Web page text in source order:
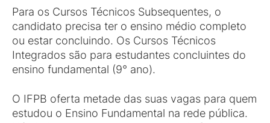
Para os Cursos Técnicos Subsequentes, o
candidato precisa ter o ensino médio completo
ou estar concluindo. Os Cursos Técnicos
Integrados são para estudantes concluintes do
ensino fundamental (9° ano).
O IFPB oferta metade das suas vagas para quem
estudou o Ensino Fundamental na rede pública.